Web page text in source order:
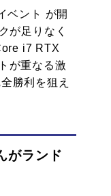
ベント が開
が足りなく
i7 RTX
が重なる激
勝利を狙え
がランド